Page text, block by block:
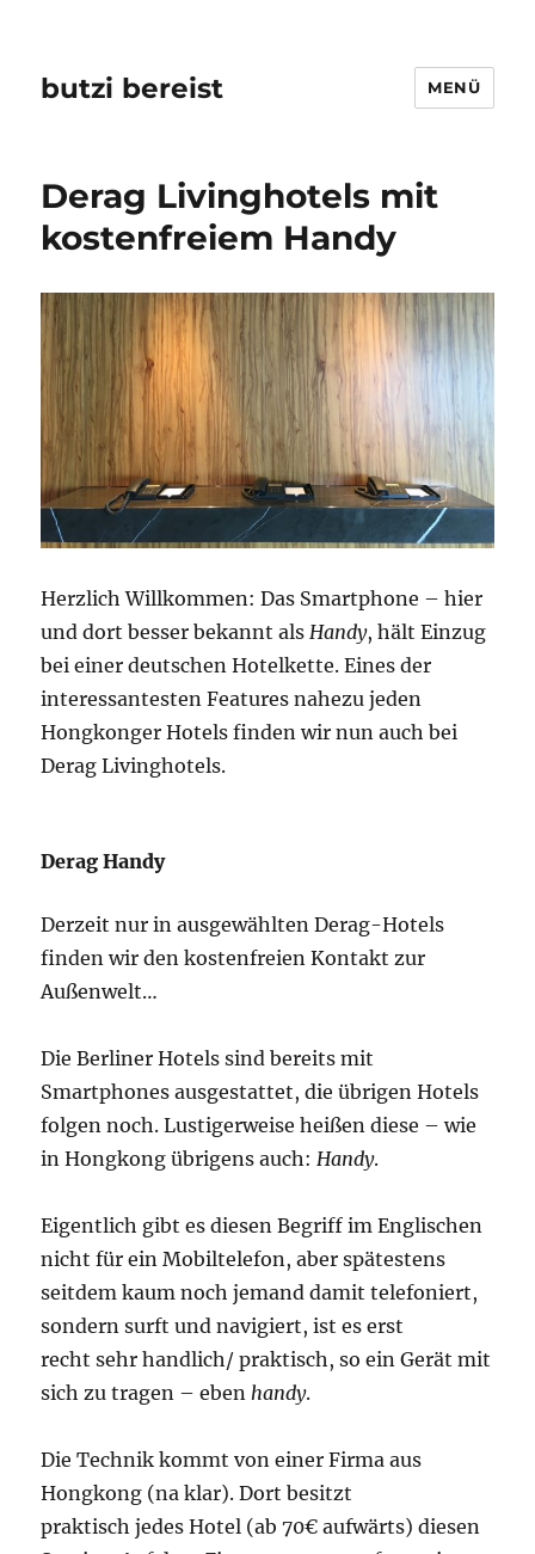
butzi bereist MENÜ
Derag Livinghotels mit
kostenfreiem Handy
Herzlich Willkommen: Das Smartphone – hier
und dort besser bekannt als Handy, hält Einzug
bei einer deutschen Hotelkette. Eines der
interessantesten Features nahezu jeden
Hongkonger Hotels finden wir nun auch bei
Derag Livinghotels.
Derag Handy
Derzeit nur in ausgewählten Derag-Hotels
finden wir den kostenfreien Kontakt zur
Außenwelt…
Die Berliner Hotels sind bereits mit
Smartphones ausgestattet, die übrigen Hotels
folgen noch. Lustigerweise heißen diese – wie
in Hongkong übrigens auch: Handy.
Eigentlich gibt es diesen Begriff im Englischen
nicht für ein Mobiltelefon, aber spätestens
seitdem kaum noch jemand damit telefoniert,
sondern surft und navigiert, ist es erst
recht sehr handlich/ praktisch, so ein Gerät mit
sich zu tragen – eben handy.
Die Technik kommt von einer Firma aus
Hongkong (na klar). Dort besitzt
praktisch jedes Hotel (ab 70€ aufwärts) diesen